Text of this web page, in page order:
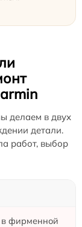
делаем в двух
детали.
работ, выбор
фирменной